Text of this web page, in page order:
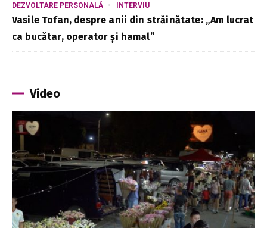
DEZVOLTARE PERSONALĂ
INTERVIU
Vasile Tofan, despre anii din străinătate: „Am lucrat
ca bucătar, operator și hamal”
Video